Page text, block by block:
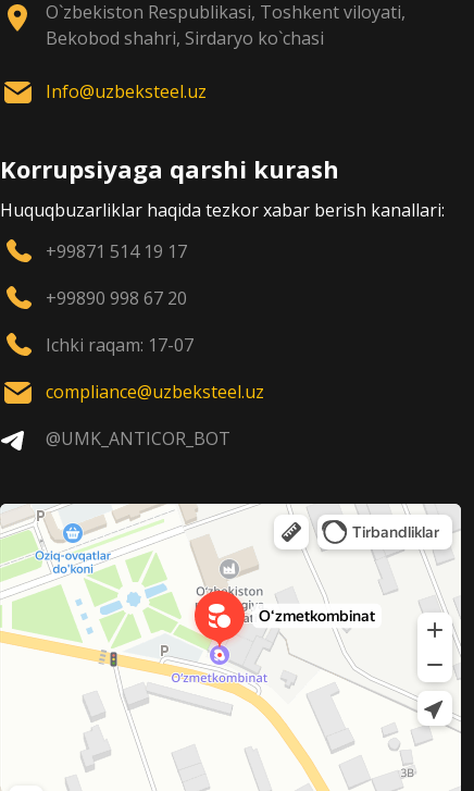
O`zbekiston Respublikasi, Toshkent viloyati,
Bekobod shahri, Sirdaryo ko`chasi
Info@uzbeksteel.uz
Korrupsiyaga qarshi kurash
Huquqbuzarliklar haqida tezkor xabar berish kanallari:
+99871 514 19 17
+99890 998 67 20
Ichki raqam: 17-07
compliance@uzbeksteel.uz
@UMK_ANTICOR_BOT